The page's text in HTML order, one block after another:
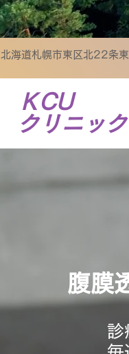
北海道札幌市東区北22
ＫCU
クリニック
腹膜